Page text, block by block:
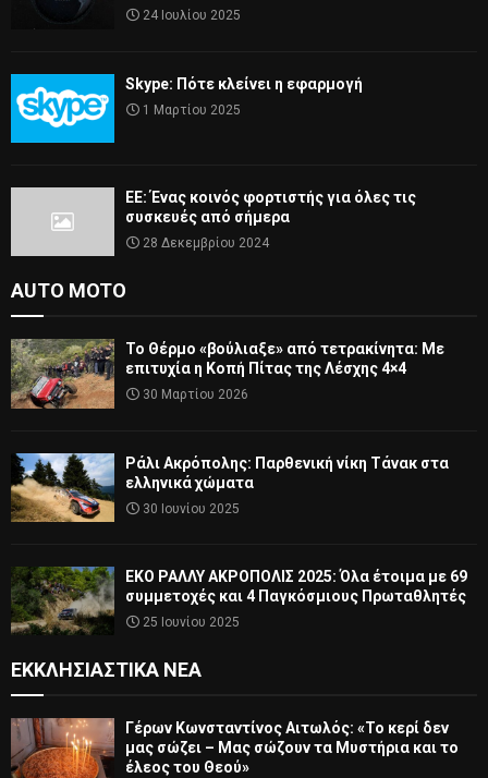
24 Ιουλίου 2025
Skype: Πότε κλείνει η εφαρμογή
1 Μαρτίου 2025
ΕΕ: Ένας κοινός φορτιστής για όλες τις
συσκευές από σήμερα
28 Δεκεμβρίου 2024
AUTO MOTO
Το Θέρμο «βούλιαξε» από τετρακίνητα: Με
επιτυχία η Κοπή Πίτας της Λέσχης 4×4
30 Μαρτίου 2026
Ράλι Ακρόπολης: Παρθενική νίκη Τάνακ στα
ελληνικά χώματα
30 Ιουνίου 2025
ΕΚΟ ΡΑΛΛΥ ΑΚΡΟΠΟΛΙΣ 2025: Όλα έτοιμα με 69
συμμετοχές και 4 Παγκόσμιους Πρωταθλητές
25 Ιουνίου 2025
ΕΚΚΛΗΣΙΑΣΤΙΚΆ ΝΈΑ
Γέρων Κωνσταντίνος Αιτωλός: «Το κερί δεν
μας σώζει – Μας σώζουν τα Μυστήρια και το
έλεος του Θεού»